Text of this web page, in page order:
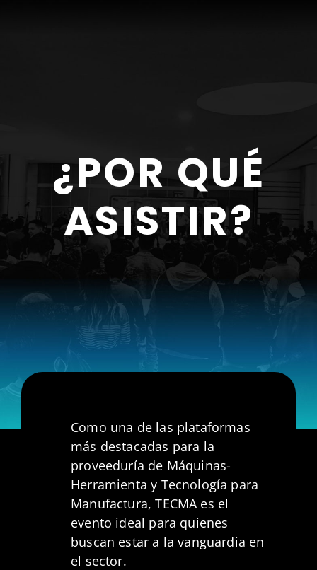
¿POR QUÉ
ASISTIR?
Como una de las plataformas
más destacadas para la
proveeduría de Máquinas-
Herramienta y Tecnología para
Manufactura, TECMA es el
evento ideal para quienes
buscan estar a la vanguardia en
el sector.